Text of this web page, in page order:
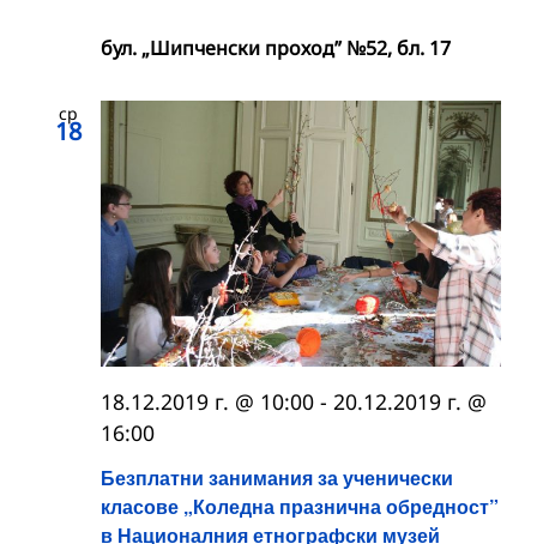
бул. „Шипченски проход” №52, бл. 17
ср
18
Безплатни занимания за ученически
класове „Коледна празнична обредност”
в Националния етнографски музей
18.12.2019 г. @ 10:00 - 20.12.2019 г. @
16:00